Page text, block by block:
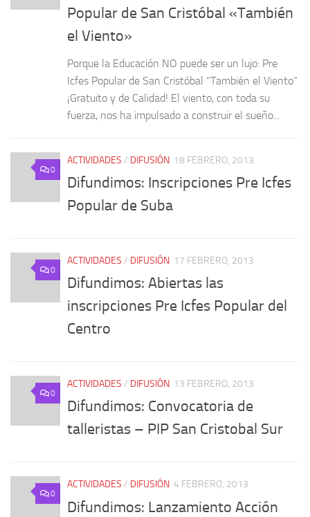
Popular de San Cristóbal «También
el Viento»
Porque la Educación NO puede ser un lujo: Pre
Icfes Popular de San Cristóbal “También el Viento”
¡Gratuito y de Calidad! El viento, con toda su
fuerza, nos ha impulsado a construir el sueño...
0
ACTIVIDADES / DIFUSIÓN 18 FEBRERO, 2013
Difundimos: Inscripciones Pre Icfes
Popular de Suba
0
ACTIVIDADES / DIFUSIÓN 17 FEBRERO, 2013
Difundimos: Abiertas las
inscripciones Pre Icfes Popular del
Centro
0
ACTIVIDADES / DIFUSIÓN 13 FEBRERO, 2013
Difundimos: Convocatoria de
talleristas – PIP San Cristobal Sur
0
ACTIVIDADES / DIFUSIÓN 4 FEBRERO, 2013
Difundimos: Lanzamiento Acción